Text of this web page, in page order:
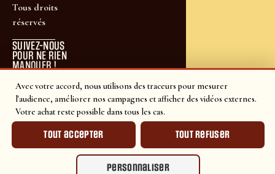
Avec votre accord, nous utilisons des traceurs pour mesurer
l'audience, améliorer nos campagnes et afficher des vidéos externes.
Votre achat reste possible dans tous les cas.
Tout accepter Tout refuser
Personnaliser
Tous droits
réservés
SUIVEZ-NOUS
POUR NE RIEN
MANQUER !